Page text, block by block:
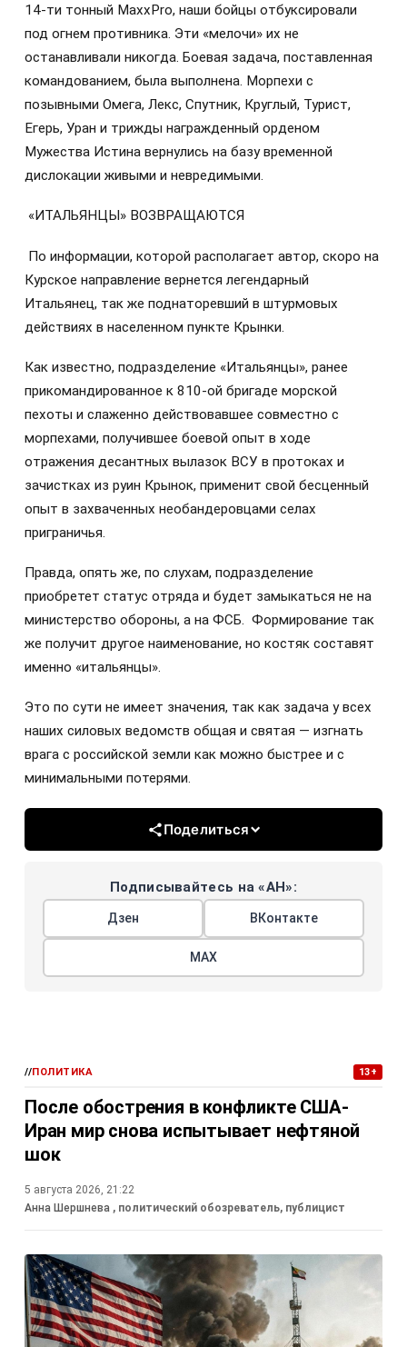
14-ти тонный MaxxPro, наши бойцы отбуксировали
под огнем противника. Эти «мелочи» их не
останавливали никогда. Боевая задача, поставленная
командованием, была выполнена. Морпехи с
позывными Омега, Лекс, Спутник, Круглый, Турист,
Егерь, Уран и трижды награжденный орденом
Мужества Истина вернулись на базу временной
дислокации живыми и невредимыми.
«ИТАЛЬЯНЦЫ» ВОЗВРАЩАЮТСЯ
По информации, которой располагает автор, скоро на
Курское направление вернется легендарный
Итальянец, так же поднаторевший в штурмовых
действиях в населенном пункте Крынки.
Как известно, подразделение «Итальянцы», ранее
прикомандированное к 810-ой бригаде морской
пехоты и слаженно действовавшее совместно с
морпехами, получившее боевой опыт в ходе
отражения десантных вылазок ВСУ в протоках и
зачистках из руин Крынок, применит свой бесценный
опыт в захваченных необандеровцами селах
приграничья.
Правда, опять же, по слухам, подразделение
приобретет статус отряда и будет замыкаться не на
министерство обороны, а на ФСБ. Формирование так
же получит другое наименование, но костяк составят
именно «итальянцы».
Это по сути не имеет значения, так как задача у всех
наших силовых ведомств общая и святая — изгнать
врага с российской земли как можно быстрее и с
минимальными потерями.
Поделиться
Подписывайтесь на «АН»:
Дзен ВКонтакте
МАХ
//ПОЛИТИКА 13+
После обострения в конфликте США-
Иран мир снова испытывает нефтяной
шок
5 августа 2026, 21:22
Анна Шершнева , политический обозреватель, публицист